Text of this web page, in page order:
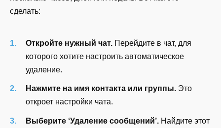
сделать:
Откройте нужный чат. Перейдите в чат, для
которого хотите настроить автоматическое
удаление.
Нажмите на имя контакта или группы. Это
откроет настройки чата.
Выберите ‘Удаление сообщений’. Найдите этот